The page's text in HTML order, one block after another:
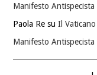
Manifesto Antispecista
Paola Re suIl
Manifesto Antispecista